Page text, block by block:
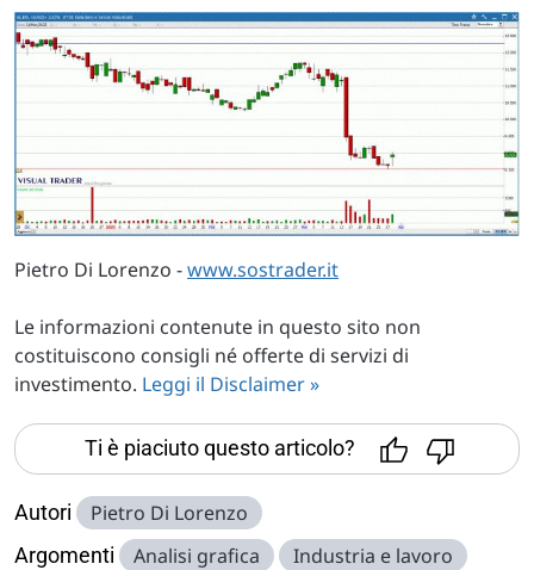
Pietro Di Lorenzo -www.sostrader.it
Le informazioni contenute in questo sito non
costituiscono consigli né offerte di servizi di
investimento. Leggi il Disclaimer »
Ti è piaciuto questo articolo?
Autori Pietro Di Lorenzo
Argomenti Analisi grafica
Industria e lavoro